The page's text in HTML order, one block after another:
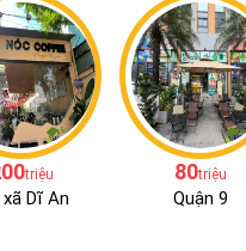
triệu
Dĩ An
80triệu
Quận 9